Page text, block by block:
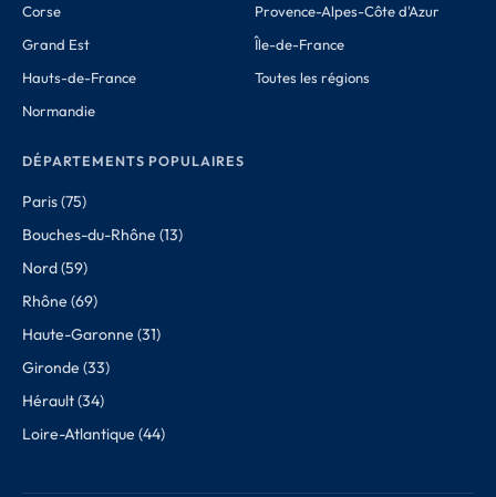
Corse
Grand Est
Hauts-de-France
Normandie
Provence-Alpes-Côte d'Azur
Île-de-France
Toutes les régions
DÉPARTEMENTS POPULAIRES
Paris (75)
Bouches-du-Rhône (13)
Nord (59)
Rhône (69)
Haute-Garonne (31)
Gironde (33)
Hérault (34)
Loire-Atlantique (44)